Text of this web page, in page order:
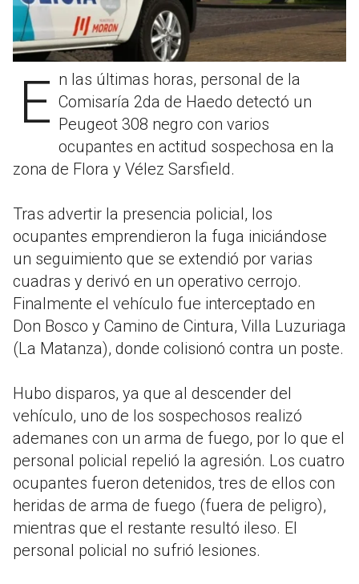
En las últimas horas, personal de la Comisaría 2da de Haedo detectó un
Peugeot 308 negro con varios
ocupantes en actitud sospechosa en la
zona de Flora y Vélez Sarsfield.
Tras advertir la presencia policial, los
ocupantes emprendieron la fuga iniciándose
un seguimiento que se extendió por varias
cuadras y derivó en un operativo cerrojo.
Finalmente el vehículo fue interceptado en
Don Bosco y Camino de Cintura, Villa Luzuriaga
(La Matanza), donde colisionó contra un poste.
Hubo disparos, ya que al descender del
vehículo, uno de los sospechosos realizó
ademanes con un arma de fuego, por lo que el
personal policial repelió la agresión. Los cuatro
ocupantes fueron detenidos, tres de ellos con
heridas de arma de fuego (fuera de peligro),
mientras que el restante resultó ileso. El
personal policial no sufrió lesiones.